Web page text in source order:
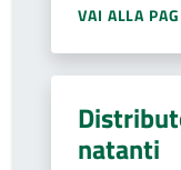
VAI ALLA
natanti